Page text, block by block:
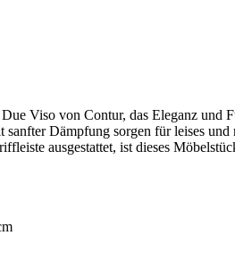
Viso von Contur, das Eleganz
Dämpfung sorgen für leises
ausgestattet, ist dieses